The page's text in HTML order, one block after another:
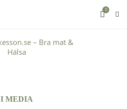
0
I MEDIA